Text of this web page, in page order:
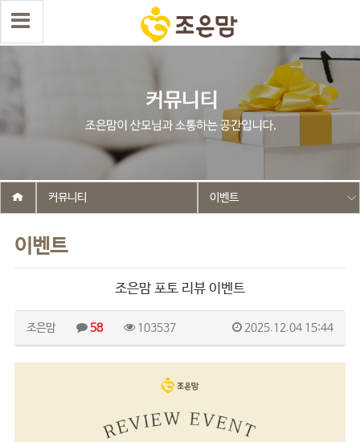
이벤트
커뮤니티 이벤트
조은맘 포토 리뷰 이벤트
조은맘 58 103537 2025.12.04 15:44